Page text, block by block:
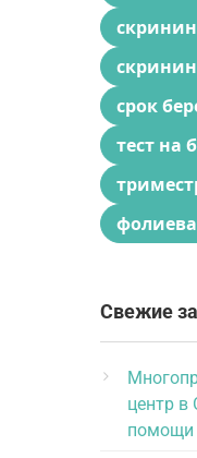
срок
тест на
Свежие
центр в
помощи